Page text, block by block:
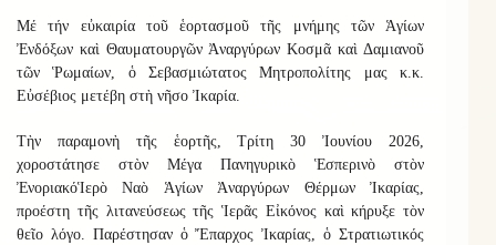
Μέ τήν εὐκαιρία τοῦ ἑορτασμοῦ τῆς μνήμης τῶν Ἁγίων
Ἐνδόξων καὶ Θαυματουργῶν Ἀναργύρων Κοσμᾶ καὶ Δαμιανοῦ
τῶν Ῥωμαίων, ὁ Σεβασμιώτατος Μητροπολίτης μας κ.κ.
Εὐσέβιος μετέβη στὴ νῆσο Ἰκαρία.
Τὴν παραμονὴ τῆς ἑορτῆς, Τρίτη 30 Ἰουνίου 2026,
χοροστάτησε στὸν Μέγα Πανηγυρικὸ Ἑσπερινὸ στὸν
ἘνοριακόἹερὸ Ναὸ Ἁγίων Ἀναργύρων Θέρμων Ἰκαρίας,
προέστη τῆς λιτανεύσεως τῆς Ἱερᾶς Εἰκόνος καὶ κήρυξε τὸν
θεῖο λόγο. Παρέστησαν ὁ Ἔπαρχος Ἰκαρίας, ὁ Στρατιωτικός